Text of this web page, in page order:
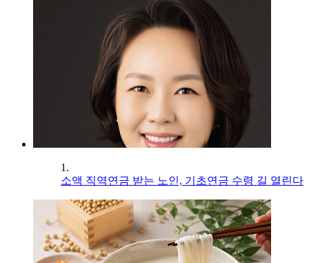
1.
소액 직역연금 받는 노인, 기초연금 수령 길 열린다